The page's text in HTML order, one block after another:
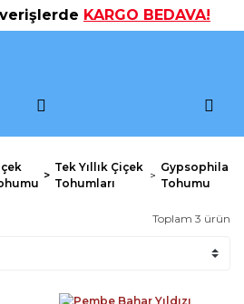
KARGO BEDAVA!
Tek Yıllık Çiçek
Tohumları
Gypsophila
Tohumu
Toplam 3 ürün